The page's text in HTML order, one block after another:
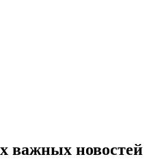
важных новостей